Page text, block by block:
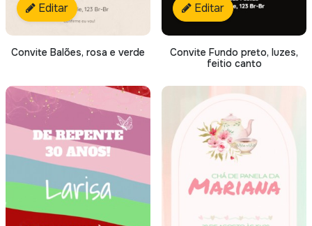
Editar
Convite Balões, rosa e verde
Editar
Convite Fundo preto, luzes,
feitio canto